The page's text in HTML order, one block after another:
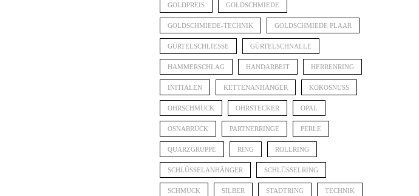
GOLDPREIS GOLDSCHMIEDE
GOLDSCHMIEDE-TECHNIK GOLDSCHMIEDE PLAAR
GÜRTELSCHLIESSE GÜRTELSCHNALLE
HAMMERSCHLAG HANDARBEIT HERRENRING
INITIALEN KETTENANHÄNGER KOKOSNUSS
OHRSCHMUCK OHRSTECKER OPAL
OSNABRÜCK PARTNERRINGE PERLE
QUARZGRUPPE RING ROLLRING
SCHLÜSSELANHÄNGER SCHLÜSSELRING
SCHMUCK SILBER STADTRING TECHNIK